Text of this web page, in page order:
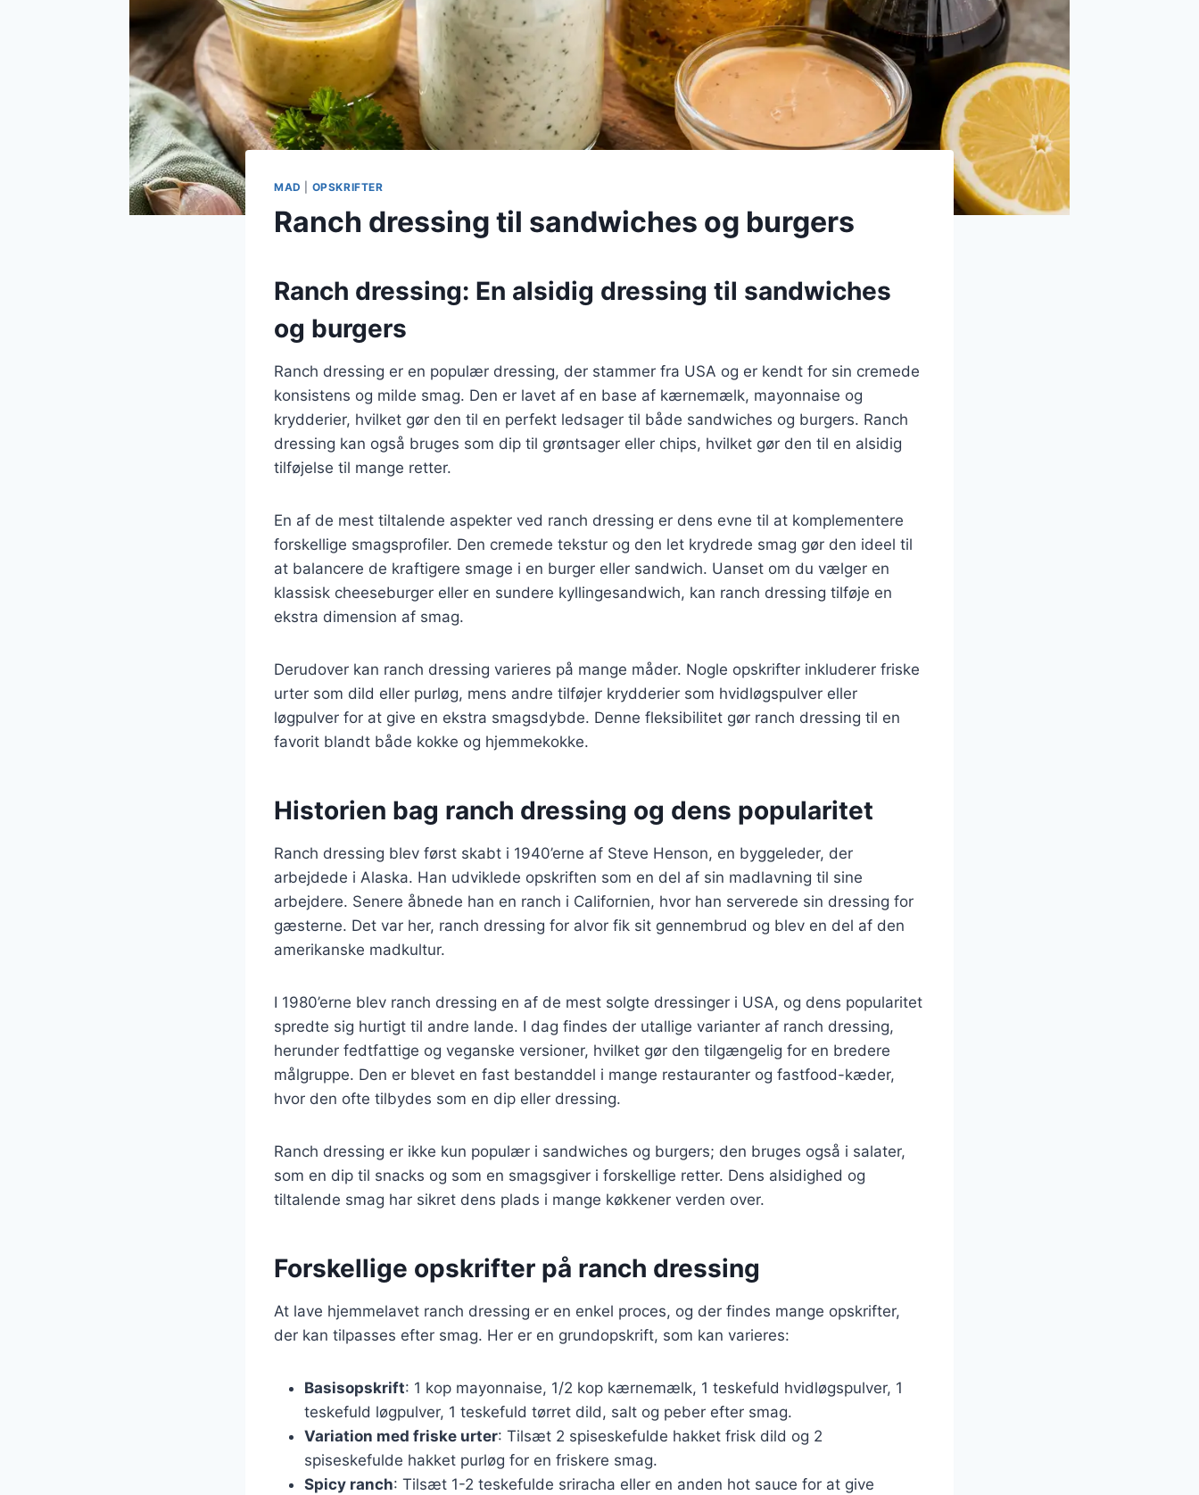
MAD OPSKRIFTER
Ranch dressing til sandwiches og burgers
Ranch dressing: En alsidig dressing til sandwiches
og burgers
Ranch dressing er en populær dressing, der stammer fra USA og er kendt for sin cremede
konsistens og milde smag. Den er lavet af en base af kærnemælk, mayonnaise og
krydderier, hvilket gør den til en perfekt ledsager til både sandwiches og burgers. Ranch
dressing kan også bruges som dip til grøntsager eller chips, hvilket gør den til en alsidig
tilføjelse til mange retter.
En af de mest tiltalende aspekter ved ranch dressing er dens evne til at komplementere
forskellige smagsprofiler. Den cremede tekstur og den let krydrede smag gør den ideel til
at balancere de kraftigere smage i en burger eller sandwich. Uanset om du vælger en
klassisk cheeseburger eller en sundere kyllingesandwich, kan ranch dressing tilføje en
ekstra dimension af smag.
Derudover kan ranch dressing varieres på mange måder. Nogle opskrifter inkluderer friske
urter som dild eller purløg, mens andre tilføjer krydderier som hvidløgspulver eller
løgpulver for at give en ekstra smagsdybde. Denne fleksibilitet gør ranch dressing til en
favorit blandt både kokke og hjemmekokke.
Historien bag ranch dressing og dens popularitet
Ranch dressing blev først skabt i 1940’erne af Steve Henson, en byggeleder, der
arbejdede i Alaska. Han udviklede opskriften som en del af sin madlavning til sine
arbejdere. Senere åbnede han en ranch i Californien, hvor han serverede sin dressing for
gæsterne. Det var her, ranch dressing for alvor fik sit gennembrud og blev en del af den
amerikanske madkultur.
I 1980’erne blev ranch dressing en af de mest solgte dressinger i USA, og dens popularitet
spredte sig hurtigt til andre lande. I dag findes der utallige varianter af ranch dressing,
herunder fedtfattige og veganske versioner, hvilket gør den tilgængelig for en bredere
målgruppe. Den er blevet en fast bestanddel i mange restauranter og fastfood-kæder,
hvor den ofte tilbydes som en dip eller dressing.
Ranch dressing er ikke kun populær i sandwiches og burgers; den bruges også i salater,
som en dip til snacks og som en smagsgiver i forskellige retter. Dens alsidighed og
tiltalende smag har sikret dens plads i mange køkkener verden over.
Forskellige opskrifter på ranch dressing
At lave hjemmelavet ranch dressing er en enkel proces, og der findes mange opskrifter,
der kan tilpasses efter smag. Her er en grundopskrift, som kan varieres:
Basisopskrift: 1 kop mayonnaise, 1/2 kop kærnemælk, 1 teskefuld hvidløgspulver, 1
teskefuld løgpulver, 1 teskefuld tørret dild, salt og peber efter smag.
Variation med friske urter: Tilsæt 2 spiseskefulde hakket frisk dild og 2
spiseskefulde hakket purløg for en friskere smag.
Spicy ranch: Tilsæt 1-2 teskefulde sriracha eller en anden hot sauce for at give